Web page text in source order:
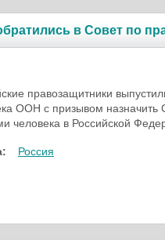
в Совет по
правозащитники
ООН с призывом назначить
человека в Российской
Россия